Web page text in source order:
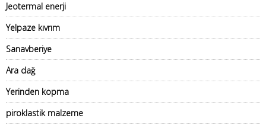
Jeotermal enerji
Yelpaze kıvrım
Sanavberiye
Ara dağ
Yerinden kopma
piroklastik malzeme